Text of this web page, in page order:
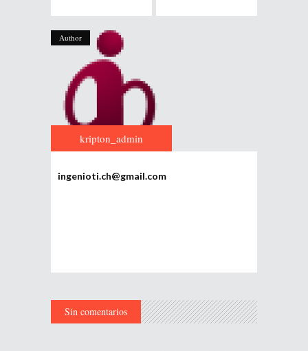
Author
kripton_admin
ingenioti.ch@gmail.com
Sin comentarios